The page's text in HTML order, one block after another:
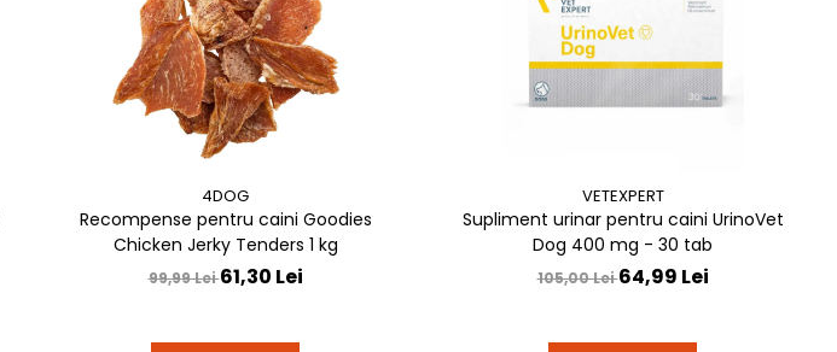
4DOG
Recompense pentru caini Goodies
Chicken Jerky Tenders 1 kg
99,99 Lei61,30 Lei
VETEXPERT
Supliment urinar pentru caini UrinoVet
Dog 400 mg - 30 tab
105,00 Lei64,99 Lei